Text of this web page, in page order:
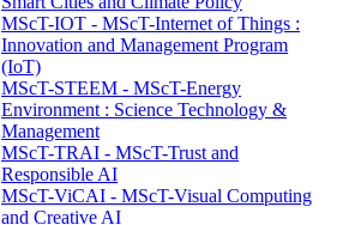
MScT-IOT - MScT-Internet of Things :
Innovation and Management Program
(IoT)
MScT-STEEM - MScT-Energy
Environment : Science Technology &
Management
MScT-TRAI - MScT-Trust and
Responsible AI
MScT-ViCAI - MScT-Visual Computing
and Creative AI